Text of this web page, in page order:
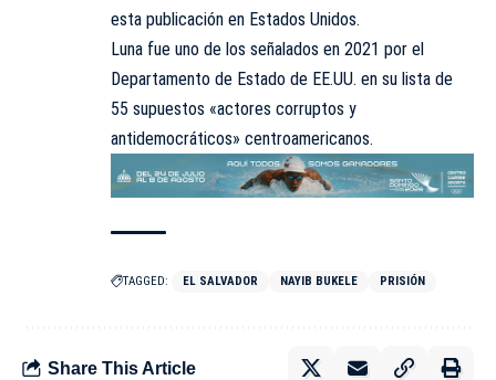
esta publicación en Estados Unidos.
Luna fue uno de los señalados en 2021 por el
Departamento de Estado de EE.UU. en su lista de
55 supuestos «actores corruptos y
antidemocráticos» centroamericanos.
TAGGED: EL SALVADOR NAYIB BUKELE PRISIÓN
Share This Article